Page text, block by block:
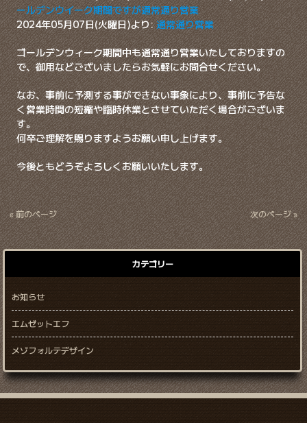
ールデンウイーク期間ですが通常通り営業
2024年05月07日(火曜日)より:通常通り営業
ゴールデンウィーク期間中も通常通り営業いたしておりますの
で、御用などございましたらお気軽にお問合せください。
なお、事前に予測する事ができない事象により、事前に予告な
く営業時間の短縮や臨時休業とさせていただく場合がございま
す。
何卒ご理解を賜りますようお願い申し上げます。
今後ともどうぞよろしくお願いいたします。
« 前のページ 次のページ »
カテゴリー
お知らせ
エムゼットエフ
メゾフォルテデザイン